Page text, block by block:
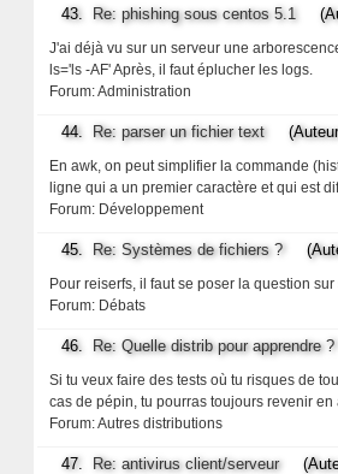
43. Re: phishing sous centos 5.1
J'ai déjà vu sur un serveur une
ls='ls -AF' Après, il faut éplucher les logs.
Forum:Administration
44. Re: parser un fichier text(Auteur:
En awk, on peut simplifier la commande
ligne qui a un premier caractère et qui est
Forum: Développement
45. Re: Systèmes de fichiers ?
Pour reiserfs, il faut se poser la question
Forum: Débats
46. Re: Quelle distrib pour apprendre ?
Si tu veux faire des tests où tu risques de
cas de pépin, tu pourras toujours revenir
Forum:Autres distributions
47. Re: antivirus client/serveur